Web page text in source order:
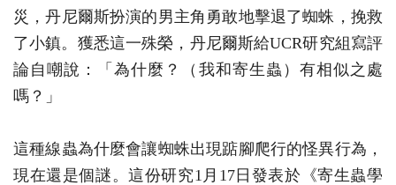
災，丹尼爾斯扮演的男主角勇敢地擊退了蜘蛛，挽救
了小鎮。獲悉這一殊榮，丹尼爾斯給UCR研究組寫評
論自嘲說：「為什麼？（我和寄生蟲）有相似之處
嗎？」
這種線蟲為什麼會讓蜘蛛出現踮腳爬行的怪異行為，
現在還是個謎。這份研究1月17日發表於《寄生蟲學